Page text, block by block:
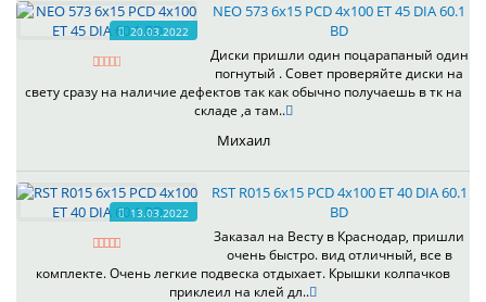
20.03.2022
NEO 573 6x15 PCD 4x100 ET 45 DIA 60.1
BD
Диски пришли один поцарапаный один
погнутый . Совет проверяйте диски на
свету сразу на наличие дефектов так как обычно получаешь в тк на
складе ,а там..
Михаил
13.03.2022
RST R015 6x15 PCD 4x100 ET 40 DIA 60.1
BD
Заказал на Весту в Краснодар, пришли
очень быстро. вид отличный, все в
комплекте. Очень легкие подвеска отдыхает. Крышки колпачков
приклеил на клей дл..